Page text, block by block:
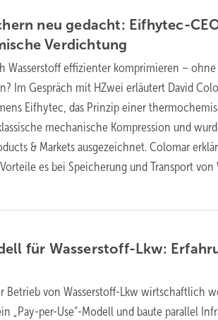
neu gedacht: Eifhytec-
Verdichtung
Wasserstoff effizienter komprimieren –
Im Gespräch mit HZwei erläutert David
Eifhytec, das Prinzip einer
mechanische Kompression und
& Markets ausgezeichnet. Colomar
es bei Speicherung und Transport von
für Wasserstoff-Lkw:
Betrieb von Wasserstoff-Lkw wirtschaftlich
„Pay-per-Use“-Modell und baute parallel